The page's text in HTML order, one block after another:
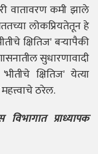
वातावरण कमी झाले
लोकप्रियतेतून हे
क्षितिज' बऱ्यापैकी
सुधारणावादी
क्षितिज' येत्या
ठरेल.
प्राध्यापक